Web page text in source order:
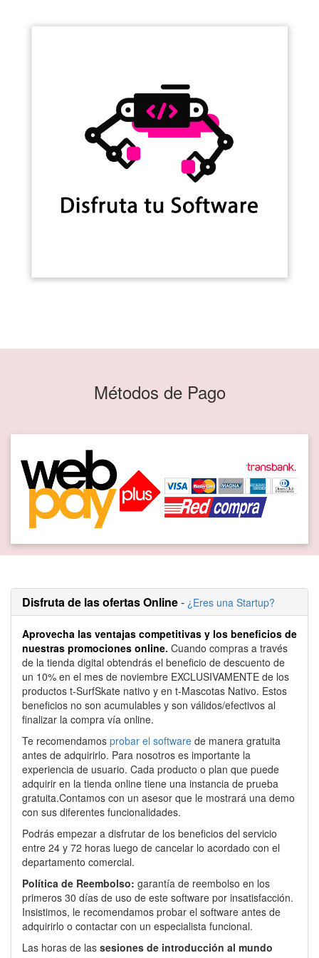
Métodos de Pago
Disfruta de las ofertas Online- ¿Eres una Startup?
Aprovecha las ventajas competitivas y los beneficios de
nuestras promociones online. Cuando compras a través
de la tienda digital obtendrás el beneficio de descuento de
un 10% en el mes de noviembre EXCLUSIVAMENTE de los
productos t-SurfSkate nativo y en t-Mascotas Nativo. Estos
beneficios no son acumulables y son válidos/efectivos al
finalizar la compra vía online.
Te recomendamos probar el software de manera gratuita
antes de adquirirlo. Para nosotros es importante la
experiencia de usuario. Cada producto o plan que puede
adquirir en la tienda online tiene una instancia de prueba
gratuita.Contamos con un asesor que le mostrará una demo
con sus diferentes funcionalidades.
Podrás empezar a disfrutar de los beneficios del servicio
entre 24 y 72 horas luego de cancelar lo acordado con el
departamento comercial.
Política de Reembolso: garantía de reembolso en los
primeros 30 días de uso de este software por insatisfacción.
Insistimos, le recomendamos probar el software antes de
adquirirlo o contactar con un especialista funcional.
Las horas de las sesiones de introducción al mundo